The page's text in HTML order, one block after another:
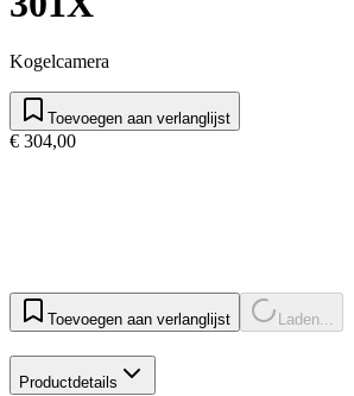
Kogelcamera
Toevoegen aan verlanglijst
€ 304,00
Toevoegen aan verlanglijst Laden...
Productdetails